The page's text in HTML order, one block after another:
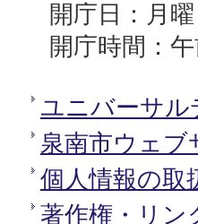
開庁日：月
開庁時間：
ユニバーサル
泉南市ウェブ
個人情報の取
著作権・リン